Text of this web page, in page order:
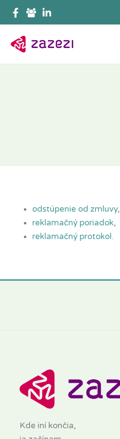
Preskočiť
obsah
odstúpenie od zmluvy,
reklamačný poriadok,
reklamačný protokol.
Kde iní končia,